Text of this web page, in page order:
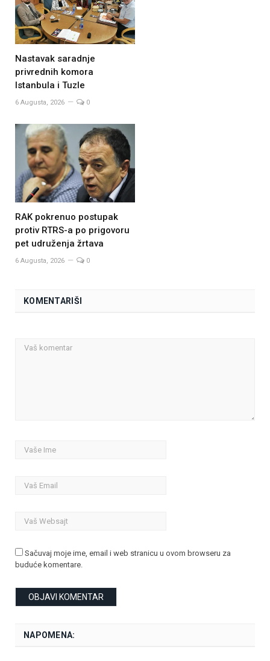
Nastavak saradnje
privrednih komora
Istanbula i Tuzle
6 Augusta, 2026 0
RAK pokrenuo postupak
protiv RTRS-a po prigovoru
pet udruženja žrtava
6 Augusta, 2026 0
KOMENTARIŠI
Sačuvaj moje ime, email i web stranicu u ovom browseru za
buduće komentare.
NAPOMENA: